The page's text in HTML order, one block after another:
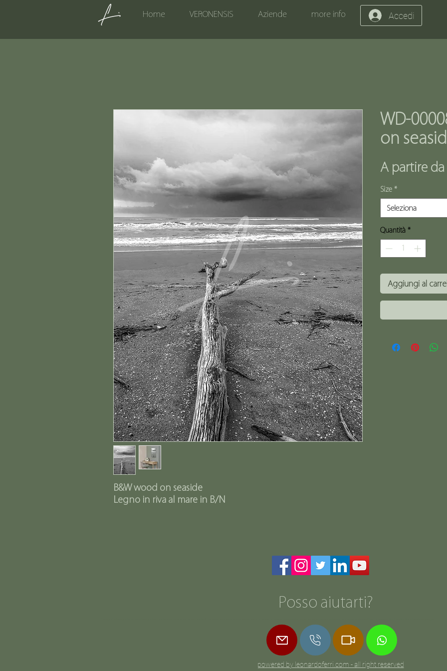
Home VERONENSIS Aziende more info Accedi
B&W wood on seaside
Legno in riva al mare in B/N
WD-
on
A partire da
Size *
Seleziona
Quantità *
Aggiungi al
Posso aiutarti?
powered by leonardoferri.com - all right reserved